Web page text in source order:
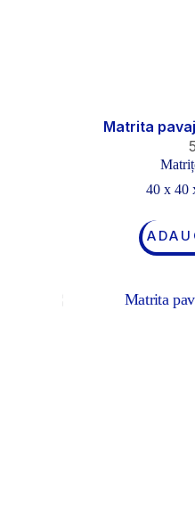
Matrita
40 x 40